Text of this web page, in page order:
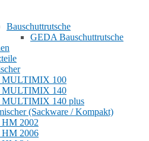
Bauschuttrutsche
GEDA Bauschuttrutsche
MULTIMIX 100
MULTIMIX 140
MULTIMIX 140 plus
(Sackware / Kompakt)
HM 2002
HM 2006